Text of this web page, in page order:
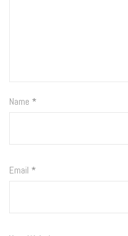
Name *
Email *